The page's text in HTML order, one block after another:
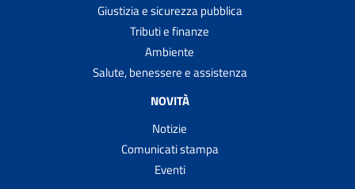
Giustizia e sicurezza pubblica
Tributi e finanze
Ambiente
Salute, benessere e assistenza
NOVITÀ
Notizie
Comunicati stampa
Eventi